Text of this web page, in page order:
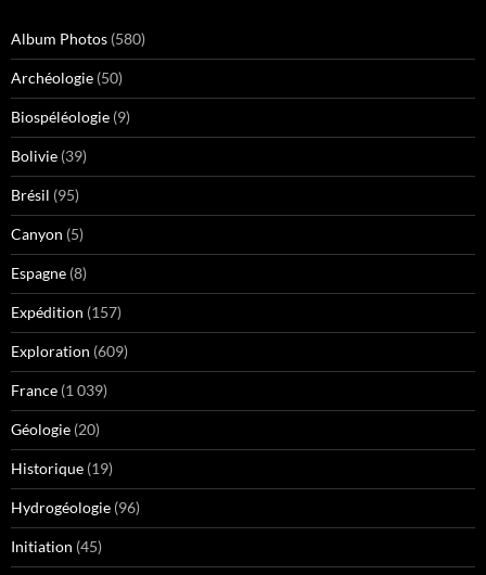
Album Photos (580)
Archéologie (50)
Biospéléologie (9)
Bolivie (39)
Brésil (95)
Canyon (5)
Espagne (8)
Expédition (157)
Exploration (609)
France (1 039)
Géologie (20)
Historique (19)
Hydrogéologie (96)
Initiation (45)